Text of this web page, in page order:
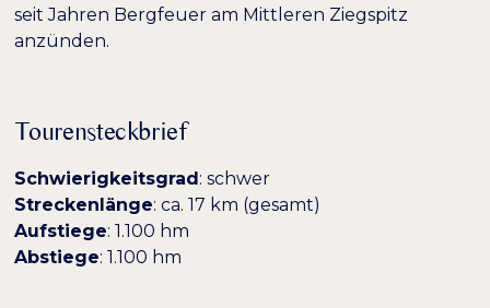
Farben umkehren Monochrom
seit Jahren Bergfeuer am Mittleren Ziegspitz
anzünden.
Tourensteckbrief
Schwierigkeitsgrad: schwer
Streckenlänge: ca. 17 km (gesamt)
Aufstiege: 1.100 hm
Abstiege: 1.100 hm